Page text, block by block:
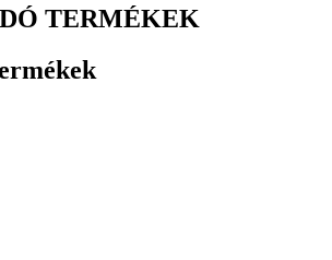
TERMÉKEK